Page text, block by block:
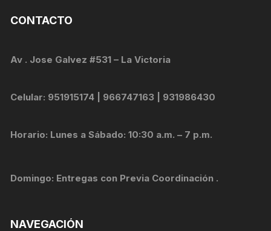
CONTACTO
Av . Jose Galvez #531 – La Victoria
Celular: 951915174 | 966747163 | 931986430
Horario: Lunes a Sábado: 10:30 a.m. – 7 p.m.
Domingo: Entregas con Previa Coordinación .
NAVEGACIÓN